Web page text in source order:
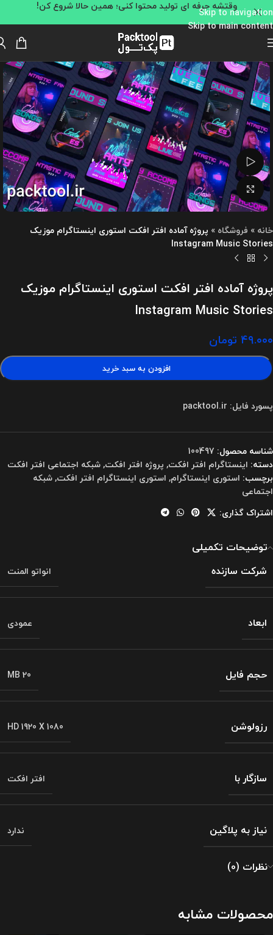
Skip to navigation
Skip to main content
وقتشه حرفه ای تولید محتوا کنی؛ همین حالا شروع کن!
تماشای ویدئو
بزرگنمایی تصویر
خانه » فروشگاه » پروژه آماده افتر افکت استوری اینستاگرام موزیک
Instagram Music Stories
پروژه آماده افتر افکت استوری اینستاگرام موزیک
Instagram Music Stories
۴۹.۰۰۰ تومان
افزودن به سبد خرید
پسورد فایل: packtool.ir
شناسه محصول: 100497
دسته: اینستاگرام افتر افکت, پروژه افتر افکت,شبکه اجتماعی افتر افکت
برچسب: استوری اینستاگرام, استوری اینستاگرام افتر افکت,شبکه
اجتماعی
اشتراک گذاری:
توضیحات تکمیلی
شرکت سازنده
انواتو المنت
ابعاد عمودی
حجم فایل MB 20
رزولوشن HD 1920 X 1080
سازگار با افتر افکت
نیاز به پلاگین ندارد
نظرات (0)
محصولات مشابه